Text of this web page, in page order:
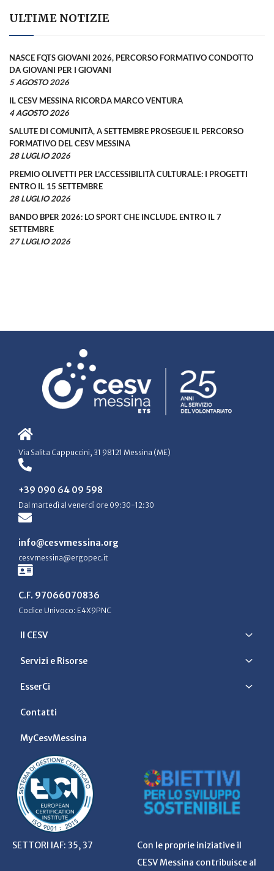
ULTIME NOTIZIE
NASCE FQTS GIOVANI 2026, PERCORSO FORMATIVO CONDOTTO
DA GIOVANI PER I GIOVANI
5 AGOSTO 2026
IL CESV MESSINA RICORDA MARCO VENTURA
4 AGOSTO 2026
SALUTE DI COMUNITÀ, A SETTEMBRE PROSEGUE IL PERCORSO
FORMATIVO DEL CESV MESSINA
28 LUGLIO 2026
PREMIO OLIVETTI PER L’ACCESSIBILITÀ CULTURALE: I PROGETTI
ENTRO IL 15 SETTEMBRE
28 LUGLIO 2026
BANDO BPER 2026: LO SPORT CHE INCLUDE. ENTRO IL 7
SETTEMBRE
27 LUGLIO 2026
Via Salita Cappuccini, 31 98121 Messina (ME)
+39 090 64 09 598
Dal martedì al venerdì ore 09:30-12:30
info@cesvmessina.org
cesvmessina@ergopec.it
C.F. 97066070836
Codice Univoco: E4X9PNC
Il CESV
Servizi e Risorse
EsserCi
Contatti
MyCesvMessina
SETTORI IAF: 35, 37
Con le proprie iniziative il
CESV Messina contribuisce al